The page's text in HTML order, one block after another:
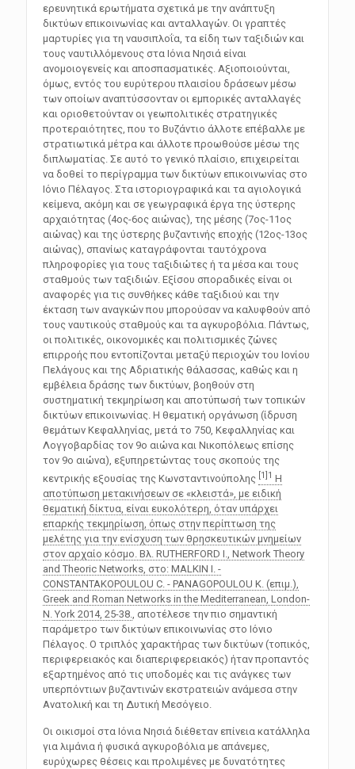
ερευνητικά ερωτήματα σχετικά με την ανάπτυξη
δικτύων επικοινωνίας και ανταλλαγών. Οι γραπτές
μαρτυρίες για τη ναυσιπλοΐα, τα είδη των ταξιδιών και
τους ναυτιλλόμενους στα Ιόνια Νησιά είναι
ανομοιογενείς και αποσπασματικές. Αξιοποιούνται,
όμως, εντός του ευρύτερου πλαισίου δράσεων μέσω
των οποίων αναπτύσσονταν οι εμπορικές ανταλλαγές
και οριοθετούνταν οι γεωπολιτικές στρατηγικές
προτεραιότητες, που το Βυζάντιο άλλοτε επέβαλλε με
στρατιωτικά μέτρα και άλλοτε προωθούσε μέσω της
διπλωματίας. Σε αυτό το γενικό πλαίσιο, επιχειρείται
να δοθεί το περίγραμμα των δικτύων επικοινωνίας στο
Ιόνιο Πέλαγος. Στα ιστοριογραφικά και τα αγιολογικά
κείμενα, ακόμη και σε γεωγραφικά έργα της ύστερης
αρχαιότητας (4ος-6ος αιώνας), της μέσης (7ος-11ος
αιώνας) και της ύστερης βυζαντινής εποχής (12ος-13ος
αιώνας), σπανίως καταγράφονται ταυτόχρονα
πληροφορίες για τους ταξιδιώτες ή τα μέσα και τους
σταθμούς των ταξιδιών. Εξίσου σποραδικές είναι οι
αναφορές για τις συνθήκες κάθε ταξιδιού και την
έκταση των αναγκών που μπορούσαν να καλυφθούν από
τους ναυτικούς σταθμούς και τα αγκυροβόλια. Πάντως,
οι πολιτικές, οικονομικές και πολιτισμικές ζώνες
επιρροής που εντοπίζονται μεταξύ περιοχών του Ιονίου
Πελάγους και της Αδριατικής θάλασσας, καθώς και η
εμβέλεια δράσης των δικτύων, βοηθούν στη
συστηματική τεκμηρίωση και αποτύπωσή των τοπικών
δικτύων επικοινωνίας. Η θεματική οργάνωση (ίδρυση
θεμάτων Κεφαλληνίας, μετά το 750, Κεφαλληνίας και
Λογγοβαρδίας τον 9ο αιώνα και Νικοπόλεως επίσης
τον 9ο αιώνα), εξυπηρετώντας τους σκοπούς της
κεντρικής εξουσίας της Κωνσταντινούπολης [1] 1 Η
αποτύπωση μετακινήσεων σε «κλειστά», με ειδική
θεματική δίκτυα, είναι ευκολότερη, όταν υπάρχει
επαρκής τεκμηρίωση, όπως στην περίπτωση της
μελέτης για την ενίσχυση των θρησκευτικών μνημείων
στον αρχαίο κόσμο. Βλ. RUTHERFORD I., Network Theory
and Theoric Networks, στο: MALKIN I. -
CONSTANTAKOPOULOU C. - PANAGOPOULOU K. (επιμ.),
Greek and Roman Networks in the Mediterranean, London-
N. York 2014, 25-38., αποτέλεσε την πιο σημαντική
παράμετρο των δικτύων επικοινωνίας στο Ιόνιο
Πέλαγος. Ο τριπλός χαρακτήρας των δικτύων (τοπικός,
περιφερειακός και διαπεριφερειακός) ήταν προπαντός
εξαρτημένος από τις υποδομές και τις ανάγκες των
υπερπόντιων βυζαντινών εκστρατειών ανάμεσα στην
Ανατολική και τη Δυτική Μεσόγειο.
Οι οικισμοί στα Ιόνια Νησιά διέθεταν επίνεια κατάλληλα
για λιμάνια ή φυσικά αγκυροβόλια με απάνεμες,
ευρύχωρες θέσεις και προλιμένες με δυνατότητες